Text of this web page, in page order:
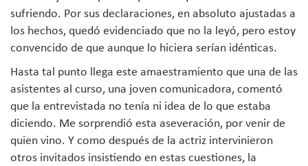
sufriendo. Por sus declaraciones, en absoluto ajustadas a
los hechos, quedó evidenciado que no la leyó, pero estoy
convencido de que aunque lo hiciera serían idénticas.
Hasta tal punto llega este amaestramiento que una de las
asistentes al curso, una joven comunicadora, comentó
que la entrevistada no tenía ni idea de lo que estaba
diciendo. Me sorprendió esta aseveración, por venir de
quien vino. Y como después de la actriz intervinieron
otros invitados insistiendo en estas cuestiones, la